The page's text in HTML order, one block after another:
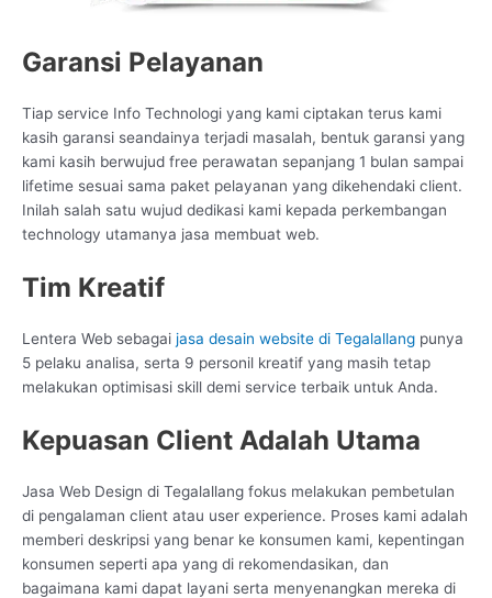
Garansi Pelayanan
Tiap service Info Technologi yang kami ciptakan terus kami
kasih garansi seandainya terjadi masalah, bentuk garansi yang
kami kasih berwujud free perawatan sepanjang 1 bulan sampai
lifetime sesuai sama paket pelayanan yang dikehendaki client.
Inilah salah satu wujud dedikasi kami kepada perkembangan
technology utamanya jasa membuat web.
Tim Kreatif
Lentera Web sebagai jasa desain website di Tegalallang punya
5 pelaku analisa, serta 9 personil kreatif yang masih tetap
melakukan optimisasi skill demi service terbaik untuk Anda.
Kepuasan Client Adalah Utama
Jasa Web Design di Tegalallang fokus melakukan pembetulan
di pengalaman client atau user experience. Proses kami adalah
memberi deskripsi yang benar ke konsumen kami, kepentingan
konsumen seperti apa yang di rekomendasikan, dan
bagaimana kami dapat layani serta menyenangkan mereka di